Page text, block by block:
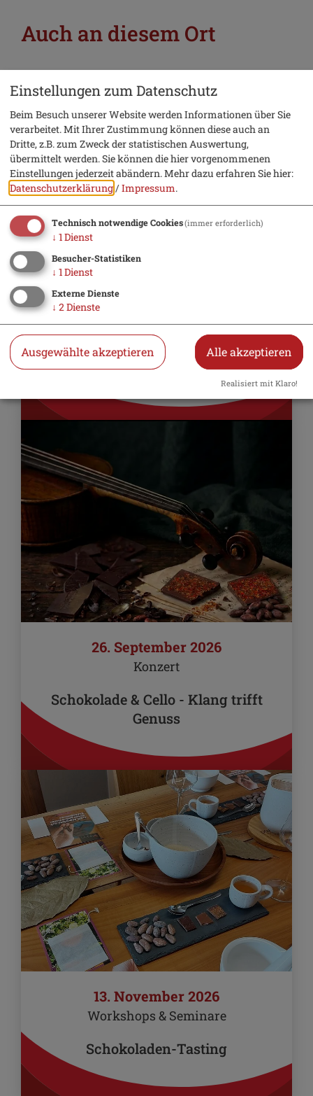
Auch an diesem Ort
11. September 2026
Workshops & Seminare
Schokoladen-Tasting
26. September 2026
Konzert
Schokolade & Cello - Klang trifft
Genuss
13. November 2026
Workshops & Seminare
Schokoladen-Tasting
Einstellungen zum Datenschutz
Beim Besuch unserer Website werden Informationen über Sie
verarbeitet. Mit Ihrer Zustimmung können diese auch an
Dritte, z.B. zum Zweck der statistischen Auswertung,
übermittelt werden. Sie können die hier vorgenommenen
Einstellungen jederzeit abändern.Mehr dazu erfahren Sie hier:
Datenschutzerklärung/Impressum.
Technisch notwendige Cookies(immer erforderlich)
↓ 1Dienst
Besucher-Statistiken
↓ 1Dienst
Externe Dienste
↓ 2 Dienste
Ausgewählte akzeptieren Alle akzeptieren
Realisiert mit Klaro!